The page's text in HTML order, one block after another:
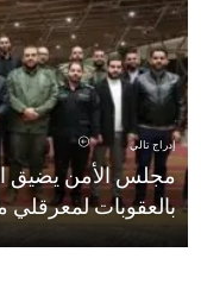
إدراج تالي
مجلس الأمن يضيق
بالعقوبات لمعرقلي